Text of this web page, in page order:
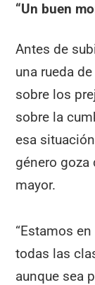
“Un buen
Antes de
una rueda
sobre los
sobre la
esa
género goza
mayor.
“Estamos
todas las
aunque sea